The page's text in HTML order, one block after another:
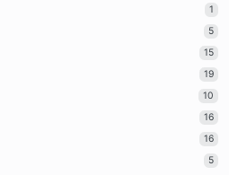
1
5
15
19
10
16
16
5